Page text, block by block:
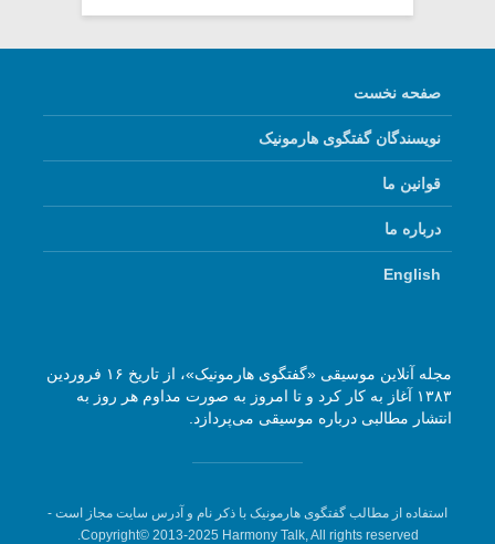
صفحه نخست
نویسندگان گفتگوی هارمونیک
قوانین ما
درباره ما
English
مجله آنلاین موسیقی «گفتگوی هارمونیک»، از تاریخ ۱۶ فروردین
۱۳۸۳ آغاز به کار کرد و تا امروز به صورت مداوم هر روز به
انتشار مطالبی درباره موسیقی می‌پردازد.
استفاده از مطالب گفتگوی هارمونیک با ذکر نام و آدرس سایت مجاز است -
Copyright© 2013-2025 Harmony Talk, All rights reserved.